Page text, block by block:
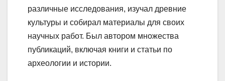
различные исследования, изучал древние
культуры и собирал материалы для своих
научных работ. Был автором множества
публикаций, включая книги и статьи по
археологии и истории.